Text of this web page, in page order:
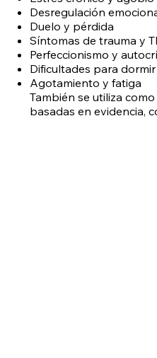
Desregulación
Duelo y pérdida
Síntomas de trauma y
Perfeccionismo y
Dificultades para
Agotamiento y fatiga
También se utiliza
basadas en evidencia,